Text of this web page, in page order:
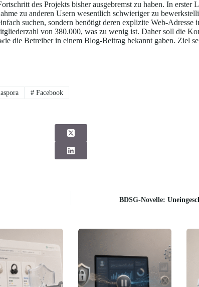
des Projekts bisher ausgebremst zu haben. In erster
zu anderen Usern wesentlich schwieriger zu
suchen, sondern benötigt deren explizite Web-Adresse
von 380.000, was zu wenig ist. Daher soll die
die Betreiber in einem Blog-Beitrag bekannt gaben. Ziel
# Facebook
BDSG-Novelle: